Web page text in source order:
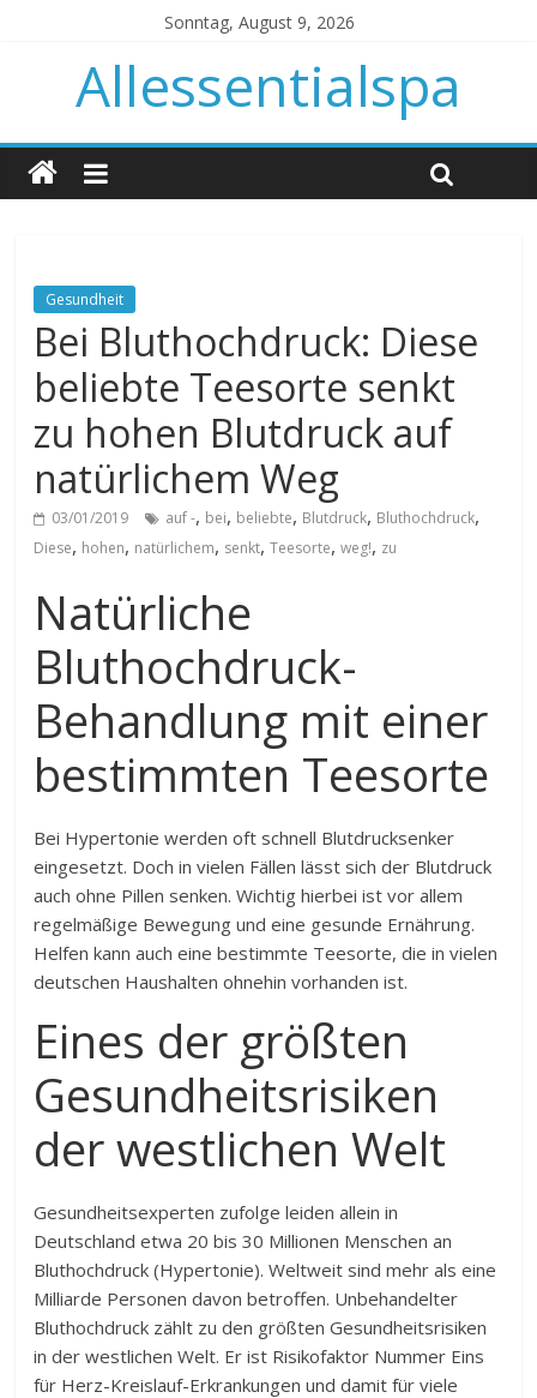
Sonntag, August 9, 2026
Allessentialspa
Gesundheit
Bei Bluthochdruck: Diese
beliebte Teesorte senkt
zu hohen Blutdruck auf
natürlichem Weg
03/01/2019 auf -, bei, beliebte, Blutdruck, Bluthochdruck,
Diese, hohen, natürlichem, senkt,Teesorte,weg!, zu
Natürliche
Bluthochdruck-
Behandlung mit einer
bestimmten Teesorte
Bei Hypertonie werden oft schnell Blutdrucksenker
eingesetzt. Doch in vielen Fällen lässt sich der Blutdruck
auch ohne Pillen senken. Wichtig hierbei ist vor allem
regelmäßige Bewegung und eine gesunde Ernährung.
Helfen kann auch eine bestimmte Teesorte, die in vielen
deutschen Haushalten ohnehin vorhanden ist.
Eines der größten
Gesundheitsrisiken
der westlichen Welt
Gesundheitsexperten zufolge leiden allein in
Deutschland etwa 20 bis 30 Millionen Menschen an
Bluthochdruck (Hypertonie). Weltweit sind mehr als eine
Milliarde Personen davon betroffen. Unbehandelter
Bluthochdruck zählt zu den größten Gesundheitsrisiken
in der westlichen Welt. Er ist Risikofaktor Nummer Eins
für Herz-Kreislauf-Erkrankungen und damit für viele